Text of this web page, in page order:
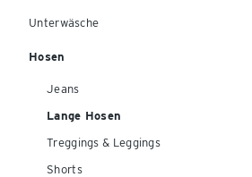
Unterwäsche
Hosen
Jeans
Lange Hosen
Treggings & Leggings
Shorts